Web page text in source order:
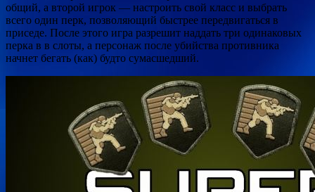
общий, а второй игрок — настроить свой класс и выбрать
всего один перк, позволяющий быстрее передвигаться в
приседе. После этого игра разрешит наддать три одинаковых
перка в в слоты, а персонаж после убийства противника
начнет бегать (как) будто сумасшедший.